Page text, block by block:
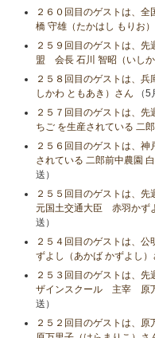
２６０回目のゲストは、
橋 守雄（たかはし もりお
２５９回目のゲストは、
盟 会長 石川 智昭（いし
２５８回目のゲストは、
しかわ ともあき）さん （5
２５７回目のゲストは、
ちご を生産されている 二
２５６回目のゲストは、
されている 二郎前中農園
送）
２５５回目のゲストは、先
元国土交通大臣 赤羽かず
送）
２５４回目のゲストは、
ずよし（あかば かずよし）
２５３回目のゲストは、
ザインスクール 主宰 原
送）
２５２回目のゲストは、